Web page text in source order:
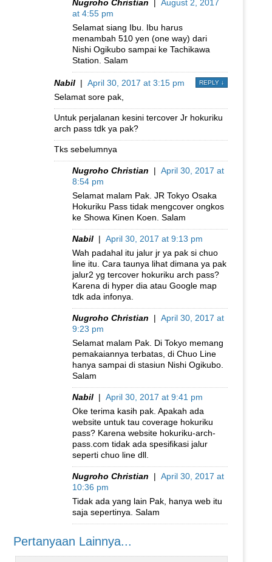
Nugroho Christian
August 2, 2017
at 4:55 pm
Selamat siang Ibu. Ibu harus
menambah 510 yen (one way) dari
Nishi Ogikubo sampai ke Tachikawa
Station. Salam
Nabil | April 30, 2017 at 3:15 pm REPLY ↓
Selamat sore pak,
Untuk perjalanan kesini tercover Jr hokuriku
arch pass tdk ya pak?
Tks sebelumnya
Nugroho Christian | April 30, 2017 at
8:54 pm
Selamat malam Pak. JR Tokyo Osaka
Hokuriku Pass tidak mengcover ongkos
ke Showa Kinen Koen. Salam
Nabil | April 30, 2017 at 9:13 pm
Wah padahal itu jalur jr ya pak si chuo
line itu. Cara taunya lihat dimana ya pak
jalur2 yg tercover hokuriku arch pass?
Karena di hyper dia atau Google map
tdk ada infonya.
Nugroho Christian | April 30, 2017 at
9:23 pm
Selamat malam Pak. Di Tokyo memang
pemakaiannya terbatas, di Chuo Line
hanya sampai di stasiun Nishi Ogikubo.
Salam
Nabil | April 30, 2017 at 9:41 pm
Oke terima kasih pak. Apakah ada
website untuk tau coverage hokuriku
pass? Karena website hokuriku-arch-
pass.com tidak ada spesifikasi jalur
seperti chuo line dll.
Nugroho Christian | April 30, 2017 at
10:36 pm
Tidak ada yang lain Pak, hanya web itu
saja sepertinya. Salam
Pertanyaan Lainnya...